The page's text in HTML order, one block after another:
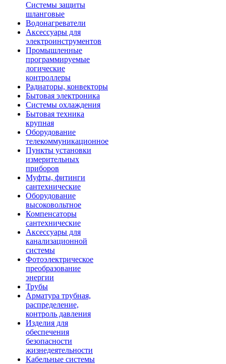
Системы защиты
шланговые
Водонагреватели
Аксессуары для
электроинструментов
Промышленные
программируемые
логические
контроллеры
Радиаторы, конвекторы
Бытовая электроника
Системы охлаждения
Бытовая техника
крупная
Оборудование
телекоммуникационное
Пункты установки
измерительных
приборов
Муфты, фитинги
сантехнические
Оборудование
высоковольтное
Компенсаторы
сантехнические
Аксессуары для
канализационной
системы
Фотоэлектрическое
преобразование
энергии
Трубы
Арматура трубная,
распределение,
контроль давления
Изделия для
обеспечения
безопасности
жизнедеятельности
Кабельные системы